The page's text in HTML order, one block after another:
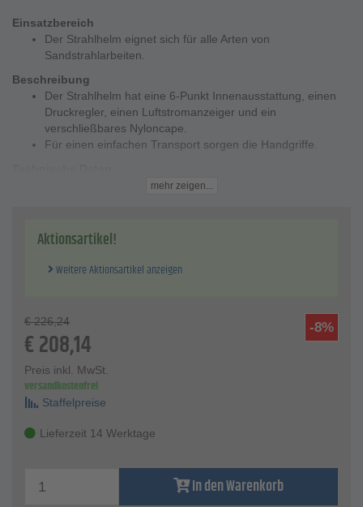
Einsatzbereich
Der Strahlhelm eignet sich für alle Arten von
Sandstrahlarbeiten.
Beschreibung
Der Strahlhelm hat eine 6-Punkt Innenausstattung, einen
Druckregler, einen Luftstromanzeiger und ein
verschließbares Nyloncape.
Für einen einfachen Transport sorgen die Handgriffe.
Material Innen - 6-Punkt Nylon
Nyloncape
mehr zeigen...
Aktionsartikel!
Weitere Aktionsartikel anzeigen
-8%
€ 226,24
€208,14
Preis inkl. MwSt.
versandkostenfrei
Staffelpreise
Lieferzeit 14 Werktage
In den Warenkorb